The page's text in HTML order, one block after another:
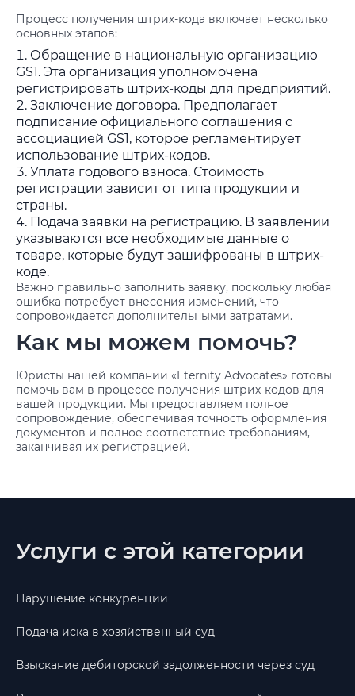
Процесс получения штрих-кода включает несколько
основных этапов:
Обращение в национальную организацию
GS1. Эта организация уполномочена
регистрировать штрих-коды для предприятий.
Заключение договора. Предполагает
подписание официального соглашения с
ассоциацией GS1, которое регламентирует
использование штрих-кодов.
Уплата годового взноса. Стоимость
регистрации зависит от типа продукции и
страны.
Подача заявки на регистрацию. В заявлении
указываются все необходимые данные о
товаре, которые будут зашифрованы в штрих-
коде.
Важно правильно заполнить заявку, поскольку любая
ошибка потребует внесения изменений, что
сопровождается дополнительными затратами.
Как мы можем помочь?
Юристы нашей компании «Eternity Advocates» готовы
помочь вам в процессе получения штрих-кодов для
вашей продукции. Мы предоставляем полное
сопровождение, обеспечивая точность оформления
документов и полное соответствие требованиям,
заканчивая их регистрацией.
Услуги с этой категории
Нарушение конкуренции
Подача иска в хозяйственный суд
Взыскание дебиторской задолженности через суд